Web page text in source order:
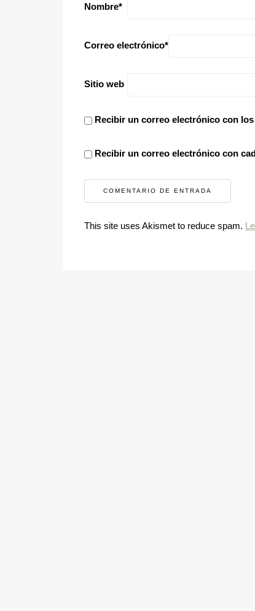
Nombre*
Correo electrónico*
Sitio web
Recibir un correo electrónico con
Recibir un correo electrónico con
This site uses Akismet to reduce spam.